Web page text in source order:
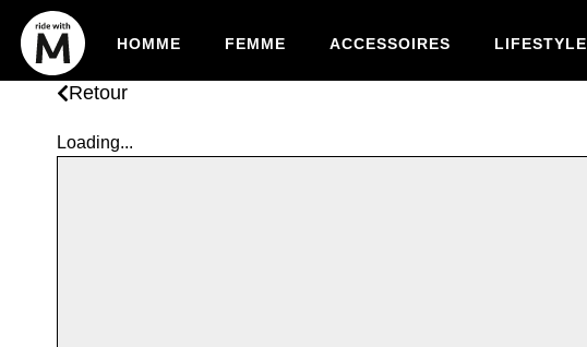
HOMME FEMME ACCESSOIRES LIFESTYLE
Retour
Loading...